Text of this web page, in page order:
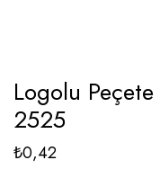
Logolu
2525
₺0,42